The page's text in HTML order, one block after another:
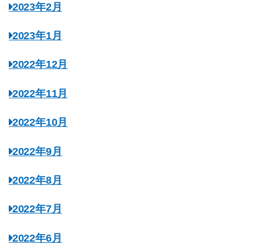
2023年2月
2023年1月
2022年12月
2022年11月
2022年10月
2022年9月
2022年8月
2022年7月
2022年6月